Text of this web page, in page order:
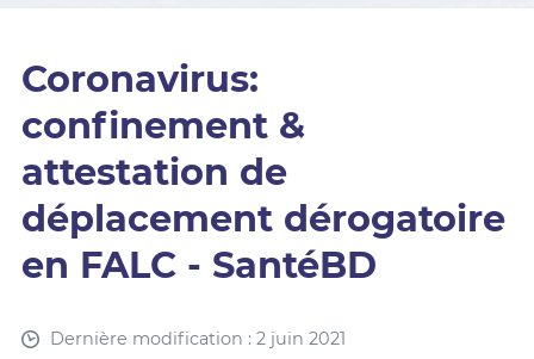
Coronavirus:
confinement &
attestation de
déplacement dérogatoire
en FALC - SantéBD
Dernière modification : 2 juin 2021